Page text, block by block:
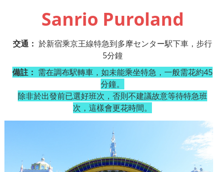
Sanrio Puroland
交通： 於新宿乘京王線特急到多摩センター駅下車，步行
5分鐘
備註： 需在調布駅轉車，如未能乘坐特急，一般需花約45
分鐘。
除非於出發前已選好班次，否則不建議故意等待特急班
次，這樣會更花時間。